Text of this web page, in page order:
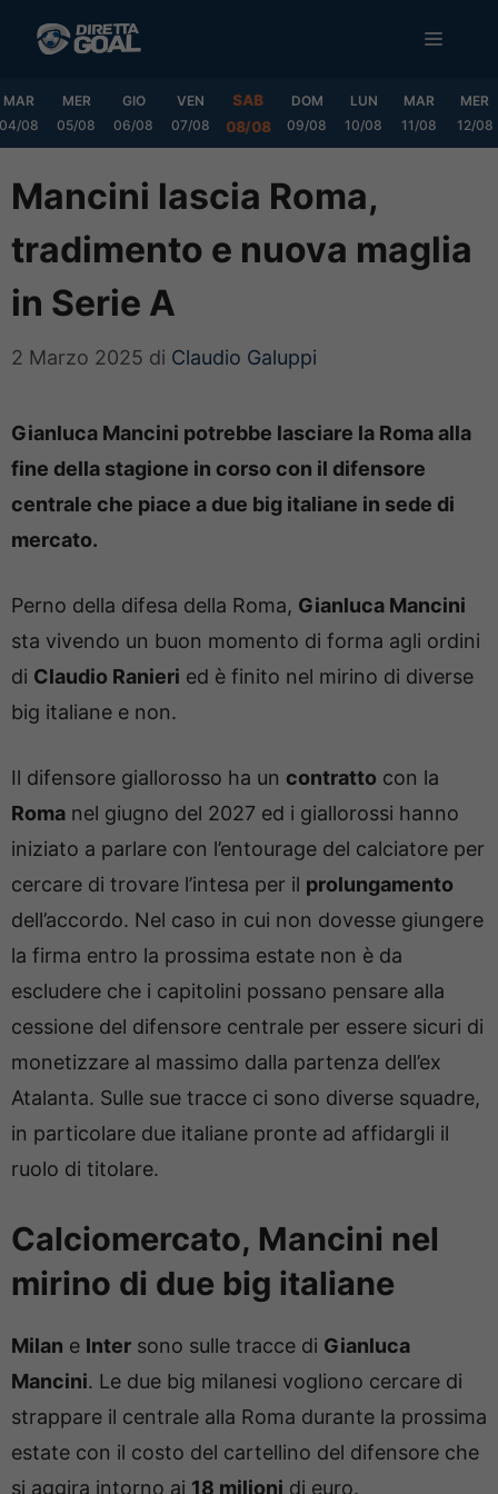
MENU
MAR
04/08
MER
05/08
GIO
06/08
VEN
07/08
SAB
08/08
DOM
09/08
LUN
10/08
MAR
11/08
MER
12/08
Mancini lascia Roma,
tradimento e nuova maglia
in Serie A
2 Marzo 2025 di Claudio Galuppi
Gianluca Mancini potrebbe lasciare la Roma alla
fine della stagione in corso con il difensore
centrale che piace a due big italiane in sede di
mercato.
Perno della difesa della Roma, Gianluca Mancini
sta vivendo un buon momento di forma agli ordini
di Claudio Ranieri ed è finito nel mirino di diverse
big italiane e non.
Il difensore giallorosso ha un contratto con la
Roma nel giugno del 2027 ed i giallorossi hanno
iniziato a parlare con l’entourage del calciatore per
cercare di trovare l’intesa per il prolungamento
dell’accordo. Nel caso in cui non dovesse giungere
la firma entro la prossima estate non è da
escludere che i capitolini possano pensare alla
cessione del difensore centrale per essere sicuri di
monetizzare al massimo dalla partenza dell’ex
Atalanta. Sulle sue tracce ci sono diverse squadre,
in particolare due italiane pronte ad affidargli il
ruolo di titolare.
Calciomercato, Mancini nel
mirino di due big italiane
Milan e Inter sono sulle tracce di Gianluca
Mancini. Le due big milanesi vogliono cercare di
strappare il centrale alla Roma durante la prossima
estate con il costo del cartellino del difensore che
si aggira intorno ai 18 milioni di euro.